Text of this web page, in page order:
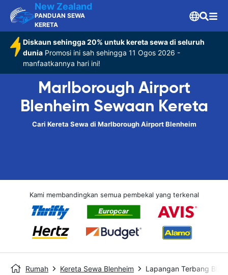
New Zealand
PANDUAN SEWA
KERETA
Diskaun sehingga 20% untuk kereta sewa di seluruh
dunia Promosi ini sah sehingga 11 Ogos 2026 -
manfaatkannya hari ini!
Marlborough Airport
Blenheim Sewaan Kereta
Cari Kereta Sewa di Marlborough Airport Blenheim
Kami membandingkan semua pembekal yang terkenal
Rumah Kereta Sewa Blenheim Lapangan Terbang